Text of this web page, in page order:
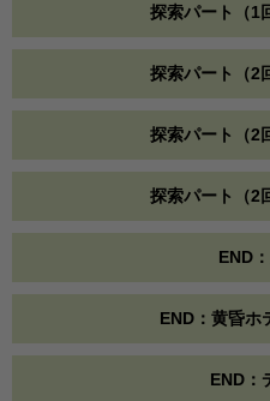
探索パート（1
探索パート（2
探索パート（2
探索パート（2
END
END：黄昏ホ
END：